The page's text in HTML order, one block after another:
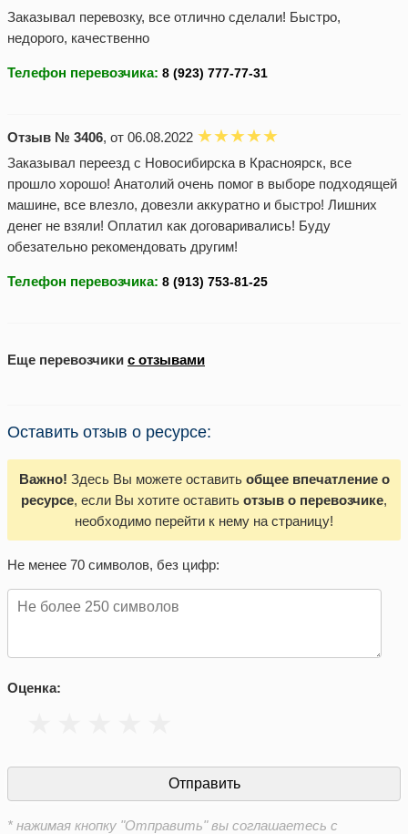
Заказывал перевозку, все отлично сделали! Быстро,
недорого, качественно
Телефон перевозчика:
Отзыв № 3406, от 06.08.2022
Заказывал переезд с Новосибирска в Красноярск, все
прошло хорошо! Анатолий очень помог в выборе подходящей
машине, все влезло, довезли аккуратно и быстро! Лишних
денег не взяли! Оплатил как договаривались! Буду
обезательно рекомендовать другим!
Телефон перевозчика:
Еще перевозчики с отзывами
Оставить отзыв о ресурсе:
Важно! Здесь Вы можете оставить общее впечатление о
ресурсе, если Вы хотите оставить отзыв о перевозчике,
необходимо перейти к нему на страницу!
Не менее 70 символов, без цифр:
Оценка:
* нажимая кнопку "Отправить" вы соглашаетесь с